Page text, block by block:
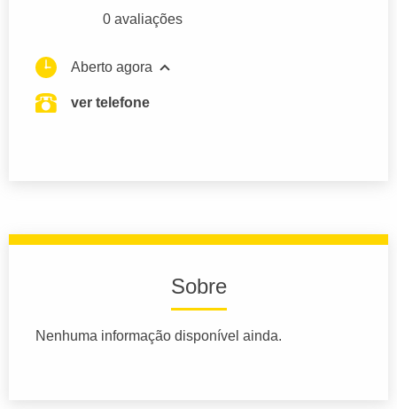
0 avaliações
Aberto agora
ver telefone
Sobre
Nenhuma informação disponível ainda.